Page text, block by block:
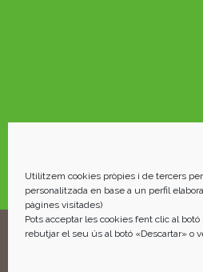
Utilitzem cookies pròpies i de tercers
personalitzada en base a un perfil
pàgines visitades)
Pots acceptar les cookies fent clic al
rebutjar el seu ús al botó «Descartar» o